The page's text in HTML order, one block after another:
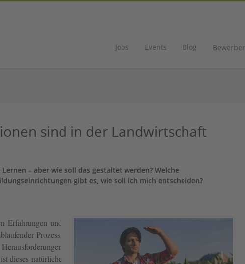
Jobs Events Blog Bewerber
sind in der Landwirtschaft
– aber wie soll das gestaltet werden? Welche
gibt es, wie soll ich mich entscheiden?
Erfahrungen und
Prozess,
dieses natürliche